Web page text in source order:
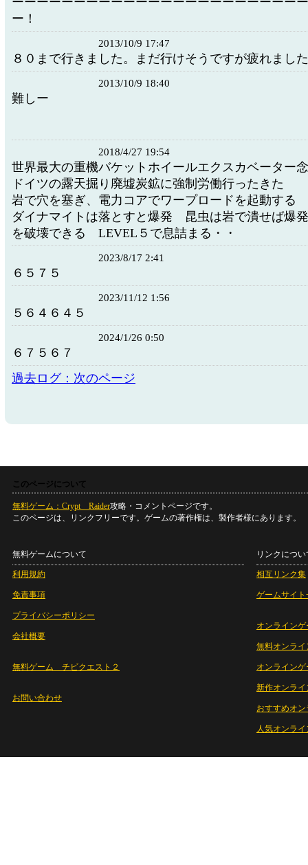
ー！
2013/10/9 17:47
８０まで行きました。まだ行けそうですが疲れました
2013/10/9 18:40
難しー
2018/4/27 19:54
世界最大の重機バケットホイールエクスカベーター
ドイツの露天掘り廃墟炭鉱に強制労働行ったきた
岩で穴を塞ぎ、電力コアでワープロードを起動する
ダイナマイトは落とすと爆発 昆虫は岩で潰せば爆
を破壊できる LEVEL５で息詰まる・・
2023/8/17 2:41
６５７５
2023/11/12 1:56
５６４６４５
2024/1/26 0:50
６７５６７
過去ログ：次のページ
このページについて
無料ゲーム：Crypt Raider攻略・コメントページです。
このページは、リンクフリーです。ゲームの著作権は、製作者様にあります。
無料ゲームについて
利用規約
免責事項
プライバシーポリシー
会社概要
無料ゲーム チビクエスト２
お問い合わせ
リンクについ
相互リンク集
ゲームサイト
オンラインゲ
無料オンライ
オンライン
新作オンライ
おすすめオ
人気オンラ